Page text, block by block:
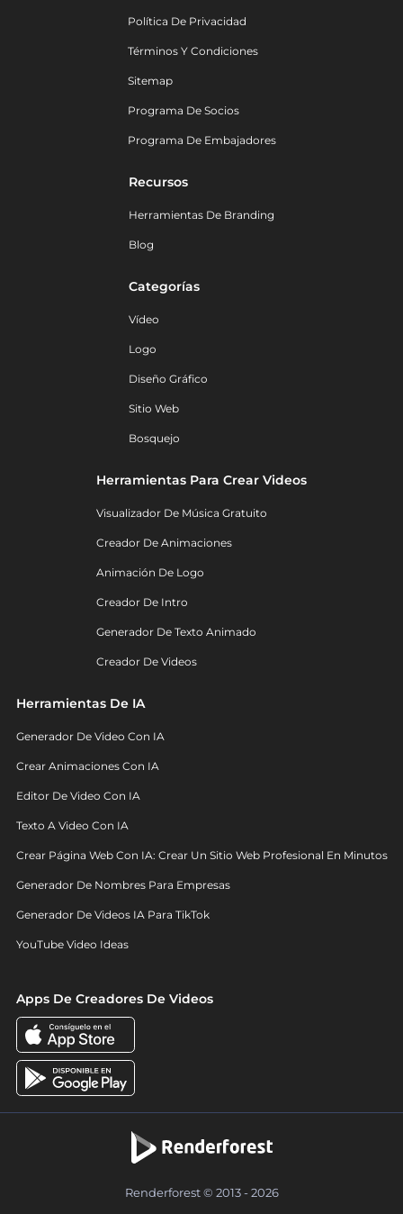
Política De Privacidad
Términos Y Condiciones
Sitemap
Programa De Socios
Programa De Embajadores
Recursos
Herramientas De Branding
Blog
Categorías
Vídeo
Logo
Diseño Gráfico
Sitio Web
Bosquejo
Herramientas Para Crear Videos
Visualizador De Música Gratuito
Creador De Animaciones
Animación De Logo
Creador De Intro
Generador De Texto Animado
Creador De Videos
Herramientas De IA
Generador De Video Con IA
Crear Animaciones Con IA
Editor De Video Con IA
Texto A Video Con IA
Crear Página Web Con IA: Crear Un Sitio Web Profesional En Minutos
Generador De Nombres Para Empresas
Generador De Videos IA Para TikTok
YouTube Video Ideas
Apps De Creadores De Videos
Renderforest © 2013 - 2026